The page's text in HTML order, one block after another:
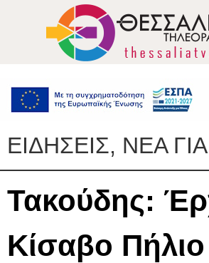
ΕΙΔΗΣΕΙΣ, ΝΕΑ
Τακούδης:
Κίσαβο